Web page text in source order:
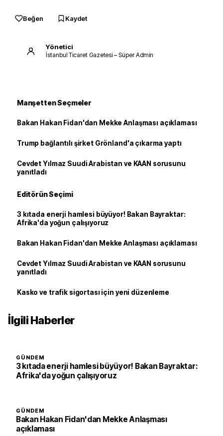
Beğen Kaydet
Yönetici
İstanbul Ticaret Gazetesi – Süper Admin
Manşetten Seçmeler
Bakan Hakan Fidan'dan Mekke Anlaşması açıklaması
Trump bağlantılı şirket Grönland'a çıkarma yaptı
Cevdet Yılmaz Suudi Arabistan ve KAAN sorusunu
yanıtladı
Editörün Seçimi
3 kıtada enerji hamlesi büyüyor! Bakan Bayraktar:
Afrika'da yoğun çalışıyoruz
Bakan Hakan Fidan'dan Mekke Anlaşması açıklaması
Cevdet Yılmaz Suudi Arabistan ve KAAN sorusunu
yanıtladı
Kasko ve trafik sigortası için yeni düzenleme
İlgili Haberler
GÜNDEM
3 kıtada enerji hamlesi büyüyor! Bakan Bayraktar:
Afrika'da yoğun çalışıyoruz
GÜNDEM
Bakan Hakan Fidan'dan Mekke Anlaşması
açıklaması